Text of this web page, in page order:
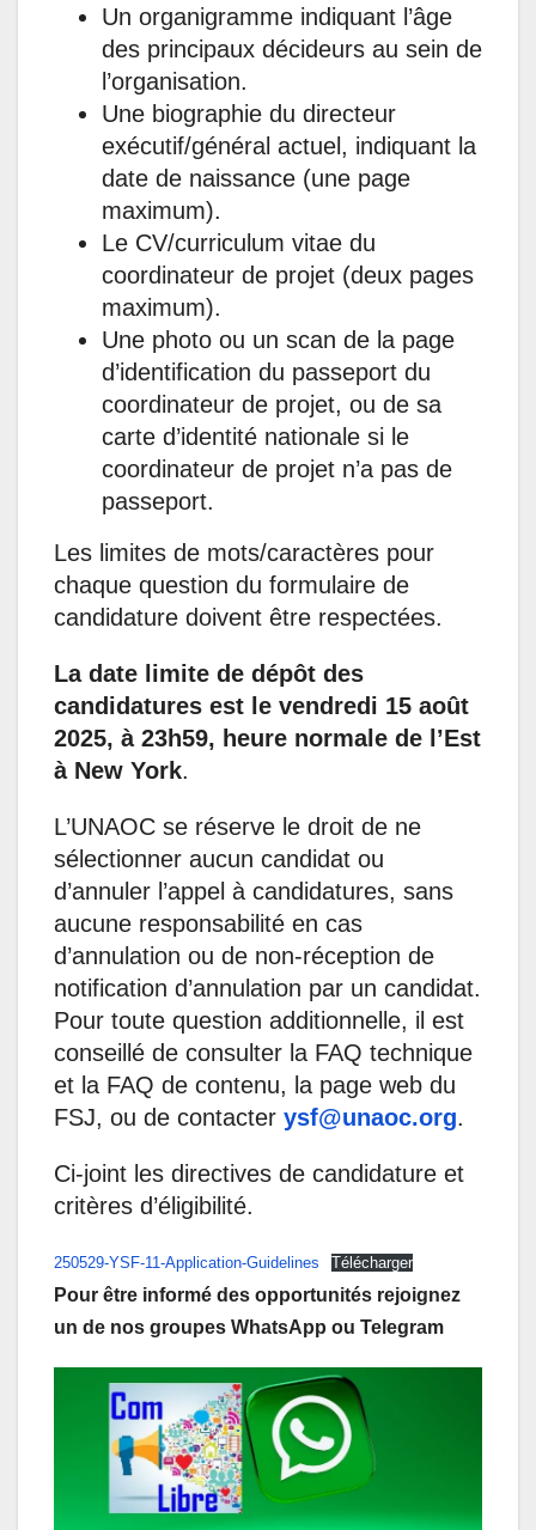
Un organigramme indiquant l’âge
des principaux décideurs au sein de
l’organisation.
Une biographie du directeur
exécutif/général actuel, indiquant la
date de naissance (une page
maximum).
Le CV/curriculum vitae du
coordinateur de projet (deux pages
maximum).
Une photo ou un scan de la page
d’identification du passeport du
coordinateur de projet, ou de sa
carte d’identité nationale si le
coordinateur de projet n’a pas de
passeport.
Les limites de mots/caractères pour
chaque question du formulaire de
candidature doivent être respectées.
La date limite de dépôt des
candidatures est le vendredi 15 août
2025, à 23h59, heure normale de l’Est
à New York.
L’UNAOC se réserve le droit de ne
sélectionner aucun candidat ou
d’annuler l’appel à candidatures, sans
aucune responsabilité en cas
d’annulation ou de non-réception de
notification d’annulation par un candidat.
Pour toute question additionnelle, il est
conseillé de consulter la FAQ technique
et la FAQ de contenu, la page web du
FSJ, ou de contacter ysf@unaoc.org.
Ci-joint les directives de candidature et
critères d’éligibilité.
250529-YSF-11-Application-Guidelines Télécharger
Pour être informé des opportunités rejoignez
un de nos groupes WhatsApp ou Telegram